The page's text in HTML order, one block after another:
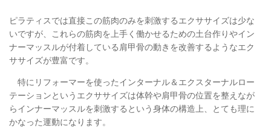
ピラティスでは直接この筋肉のみを刺激するエクササイズは少な
いですが、これらの筋肉を上手く働かせるための土台作りやイン
ナーマッスルが付着している肩甲骨の動きを改善するようなエク
ササイズが豊富です。
特にリフォーマーを使ったインターナル＆エクスターナルロー
テーションというエクササイズは体幹や肩甲骨の位置を整えなが
らインナーマッスルを刺激するという身体の構造上、とても理に
かなった運動になります。